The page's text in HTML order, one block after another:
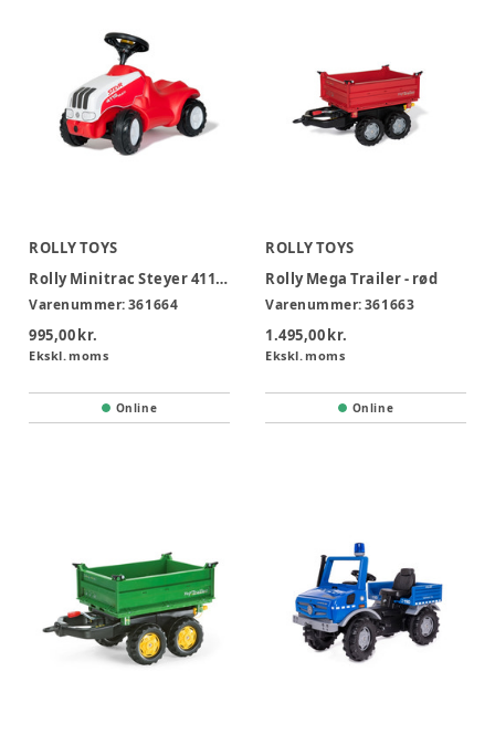
ROLLY TOYS
Rolly Minitrac Steyer 4115 Multi 1,5-4 år
Varenummer:361664
995,00 kr.
Ekskl. moms
Online
ROLLY TOYS
Rolly Mega Trailer - rød
Varenummer:361663
1.495,00 kr.
Ekskl. moms
Online